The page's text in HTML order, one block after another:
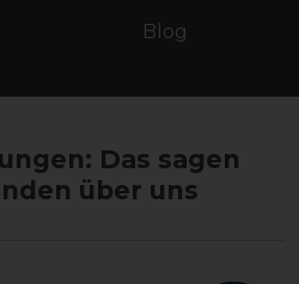
Blog
Das sagen
über uns